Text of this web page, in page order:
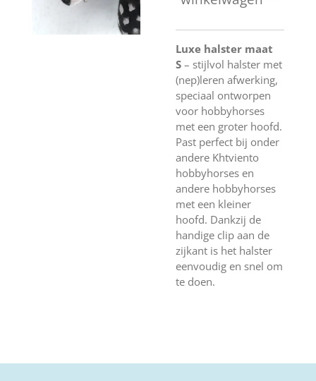
Luxe halster maat
S – stijlvol halster met
(nep)leren afwerking,
speciaal ontworpen
voor hobbyhorses
met een groter hoofd.
Past perfect bij onder
andere Khtviento
hobbyhorses en
andere hobbyhorses
met een kleiner
hoofd. Dankzij de
handige clip aan de
zijkant is het halster
eenvoudig en snel om
te doen.